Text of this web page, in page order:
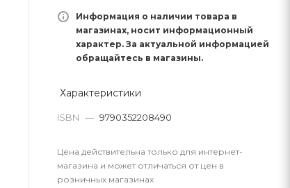
Информация о наличии товара в
магазинах, носит информационный
характер. За актуальной информацией
обращайтесь в магазины.
Характеристики
ISBN — 9790352208490
Цена действительна только для интернет-
магазина и может отличаться от цен в
розничных магазинах